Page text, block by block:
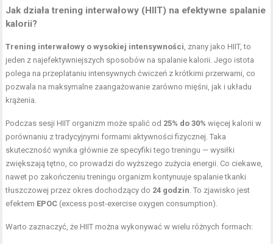
Jak działa trening interwałowy (HIIT) na efektywne spalanie
kalorii?
Trening interwałowy o wysokiej intensywności , znany jako HIIT, to
jeden z najefektywniejszych sposobów na spalanie kalorii. Jego istota
polega na przeplataniu intensywnych ćwiczeń z krótkimi przerwami, co
pozwala na maksymalne zaangażowanie zarówno mięśni, jak i układu
krążenia.
Podczas sesji HIIT organizm może spalić od 25% do 30% więcej kalorii w
porównaniu z tradycyjnymi formami aktywności fizycznej. Taka
skuteczność wynika głównie ze specyfiki tego treningu — wysiłki
zwiększają tętno, co prowadzi do wyższego zużycia energii. Co ciekawe,
nawet po zakończeniu treningu organizm kontynuuje spalanie tkanki
tłuszczowej przez okres dochodzący do 24 godzin . To zjawisko jest
efektem EPOC (excess post-exercise oxygen consumption).
Warto zaznaczyć, że HIIT można wykonywać w wielu różnych formach: